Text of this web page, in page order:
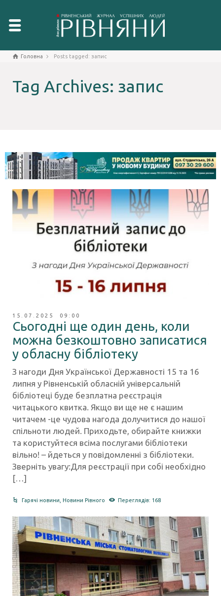
Головна Posts tagged: запис
Tag Archives: запис
15.07.2025 09:00
Сьогодні ще один день, коли
можна безкоштовно записатися
у обласну бібліотеку
З нагоди Дня Української Державності 15 та 16
липня у Рівненській обласній універсальній
бібліотеці буде безплатна реєстрація
читацького квитка. Якщо ви ще не є нашим
читачем -це чудова нагода долучитися до нашої
спільноти людей. Приходьте, обирайте книжки
та користуйтеся всіма послугами бібліотеки
вільно! – йдеться у повідомленні з бібліотеки.
Зверніть увагу:Для реєстрації при собі необхідно
[…]
Гарячі новини Новини Рівного Переглядів: 168